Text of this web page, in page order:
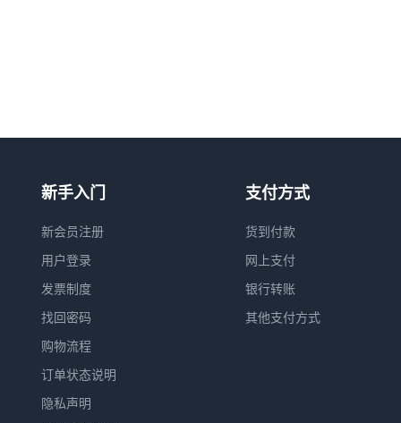
新手入门
新会员注册
用户登录
发票制度
找回密码
购物流程
订单状态说明
隐私声明
支付方式
货到付款
网上支付
银行转账
其他支付方式